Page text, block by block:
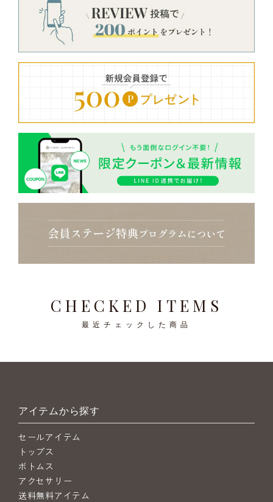
CHECKED ITEMS
最近チェックした商品
アイテムから探す
セールアイテム
トップス
ボトムス
アクセサリー
送料無料アイテム